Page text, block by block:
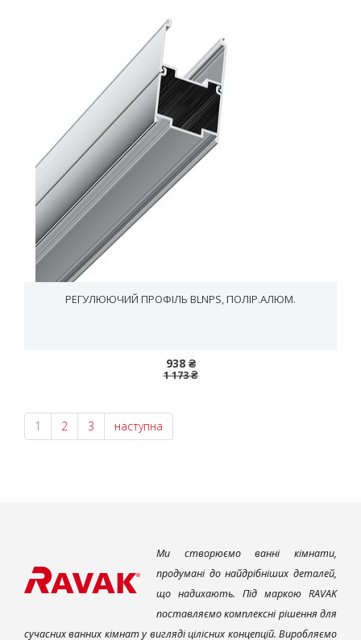
РЕГУЛЮЮЧИЙ ПРОФІЛЬ BLNPS, ПОЛІР.АЛЮМ.
938 ₴
1 173 ₴
1 2 3 наступна
Ми створюємо ванні кімнати,
продумані до найдрібніших деталей,
що надихають. Під маркою RAVAK
поставляємо комплексні рішення для
сучасних ванних кімнат у вигляді цілісних концепцій. Виробляємо